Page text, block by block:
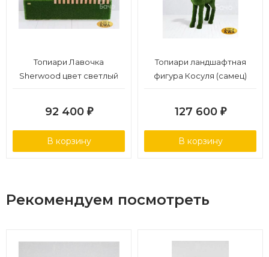
Топиари Лавочка
Sherwood цвет светлый
92 400 ₽
В корзину
Топиари ландшафтная
фигура Косуля (самец)
127 600 ₽
В корзину
Рекомендуем посмотреть